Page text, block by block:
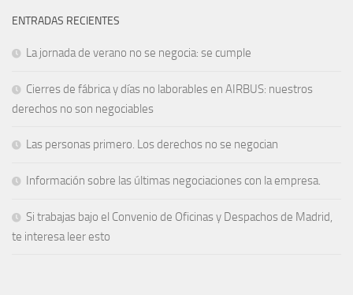
ENTRADAS RECIENTES
La jornada de verano no se negocia: se cumple
Cierres de fábrica y días no laborables en AIRBUS: nuestros
derechos no son negociables
Las personas primero. Los derechos no se negocian
Información sobre las últimas negociaciones con la empresa.
Si trabajas bajo el Convenio de Oficinas y Despachos de Madrid,
te interesa leer esto